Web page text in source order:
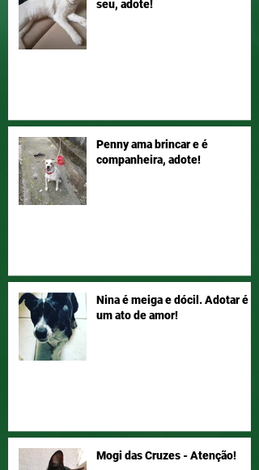
seu, adote!
Penny ama brincar e é
companheira, adote!
Nina é meiga e dócil. Adotar é
um ato de amor!
Mogi das Cruzes - Atenção!